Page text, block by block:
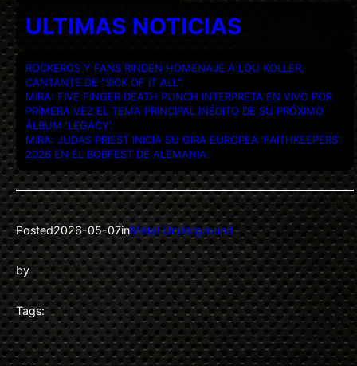
ULTIMAS NOTICIAS
ROCKEROS Y FANS RINDEN HOMENAJE A LOU KOLLER,
CANTANTE DE “SICK OF IT ALL”.
MIRA: FIVE FINGER DEATH PUNCH INTERPRETA EN VIVO POR
PRIMERA VEZ EL TEMA PRINCIPAL INÉDITO DE SU PRÓXIMO
ÁLBUM ‘LEGACY’.
MIRA: JUDAS PRIEST INICIA SU GIRA EUROPEA ‘FAITHKEEPERS’
2026 EN EL BOBFEST DE ALEMANIA.
Posted2026-05-07inMetal Underground
by
Tags: